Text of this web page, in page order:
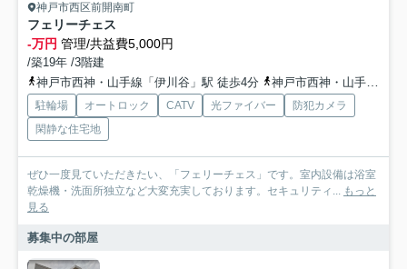
神戸市西区前開南町
フェリーチェス
-万円 管理/共益費5,000円
/築19年 /3階建
神戸市西神・山手線「伊川谷」駅 徒歩4分
神戸市西神・山手線「学園都市」駅 徒歩23分
駐輪場 オートロック CATV 光ファイバー
防犯カメラ
閑静な住宅地
ぜひ一度見ていただきたい、「フェリーチェス」です。室内設備は浴室
乾燥機・洗面所独立など大変充実しております。セキュリティ... もっと
見る
募集中の部屋